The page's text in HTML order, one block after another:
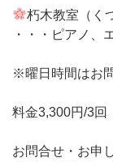
朽木教室（く
・・・ピアノ、
※曜日時間はお
料金3,300円/3回
お問合せ・お申